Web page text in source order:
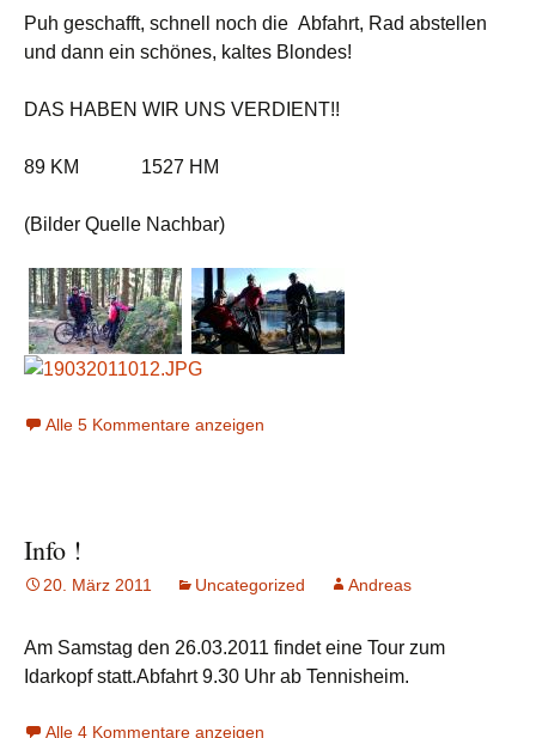
Puh geschafft, schnell noch die Abfahrt, Rad abstellen
und dann ein schönes, kaltes Blondes!
DAS HABEN WIR UNS VERDIENT!!
89 KM 1527 HM
(Bilder Quelle Nachbar)
Alle 5 Kommentare anzeigen
Info !
20. März 2011 Uncategorized Andreas
Am Samstag den 26.03.2011 findet eine Tour zum
Idarkopf statt.Abfahrt 9.30 Uhr ab Tennisheim.
Alle 4 Kommentare anzeigen